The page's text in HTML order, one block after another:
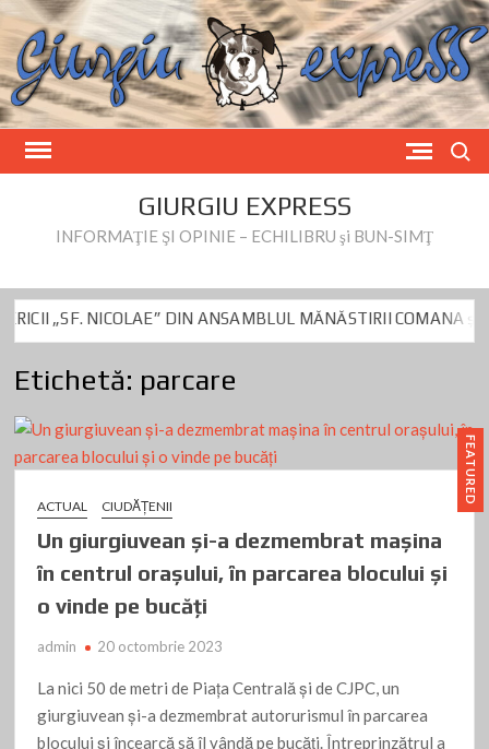
Skip
to
content
GIURGIU EXPRESS
INFORMAŢIE ŞI OPINIE – ECHILIBRU şi BUN-SIMŢ
„SF. NICOLAE” DIN ANSAMBLUL MĂNĂSTIRII COMANA și a
„SF. NICOLAE” DIN ANSAMBLUL MĂNĂSTIRII COMANA și a
Beianu este vizat de controlul DNA de azi
Fake News
Etichetă: parcare
FEATURED
ACTUAL CIUDĂŢENII
Un giurgiuvean și-a dezmembrat mașina
în centrul orașului, în parcarea blocului și
o vinde pe bucăți
admin 20 octombrie 2023
La nici 50 de metri de Piața Centrală și de CJPC, un
giurgiuvean și-a dezmembrat autorurismul în parcarea
blocului și încearcă să îl vândă pe bucăți. Întreprinzătrul a